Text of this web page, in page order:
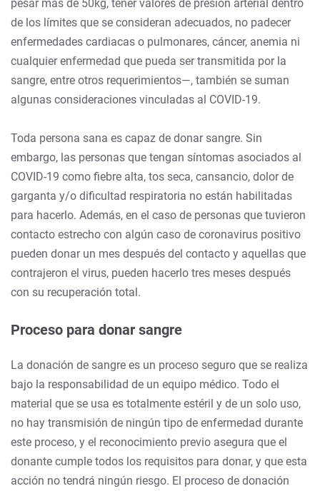
pesar más de 50kg, tener valores de presión arterial dentro
de los límites que se consideran adecuados, no padecer
enfermedades cardiacas o pulmonares, cáncer, anemia ni
cualquier enfermedad que pueda ser transmitida por la
sangre, entre otros requerimientos—, también se suman
algunas consideraciones vinculadas al COVID-19.
Toda persona sana es capaz de donar sangre. Sin
embargo, las personas que tengan síntomas asociados al
COVID-19 como fiebre alta, tos seca, cansancio, dolor de
garganta y/o dificultad respiratoria no están habilitadas
para hacerlo. Además, en el caso de personas que tuvieron
contacto estrecho con algún caso de coronavirus positivo
pueden donar un mes después del contacto y aquellas que
contrajeron el virus, pueden hacerlo tres meses después
con su recuperación total.
Proceso para donar sangre
La donación de sangre es un proceso seguro que se realiza
bajo la responsabilidad de un equipo médico. Todo el
material que se usa es totalmente estéril y de un solo uso,
no hay transmisión de ningún tipo de enfermedad durante
este proceso, y el reconocimiento previo asegura que el
donante cumple todos los requisitos para donar, y que esta
acción no tendrá ningún riesgo. El proceso de donación